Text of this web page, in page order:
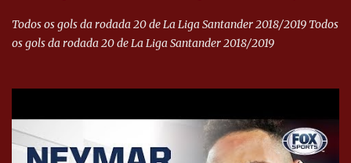
Todos os gols da rodada 20 de La Liga Santander 2018/2019 Todos
os gols da rodada 20 de La Liga Santander 2018/2019